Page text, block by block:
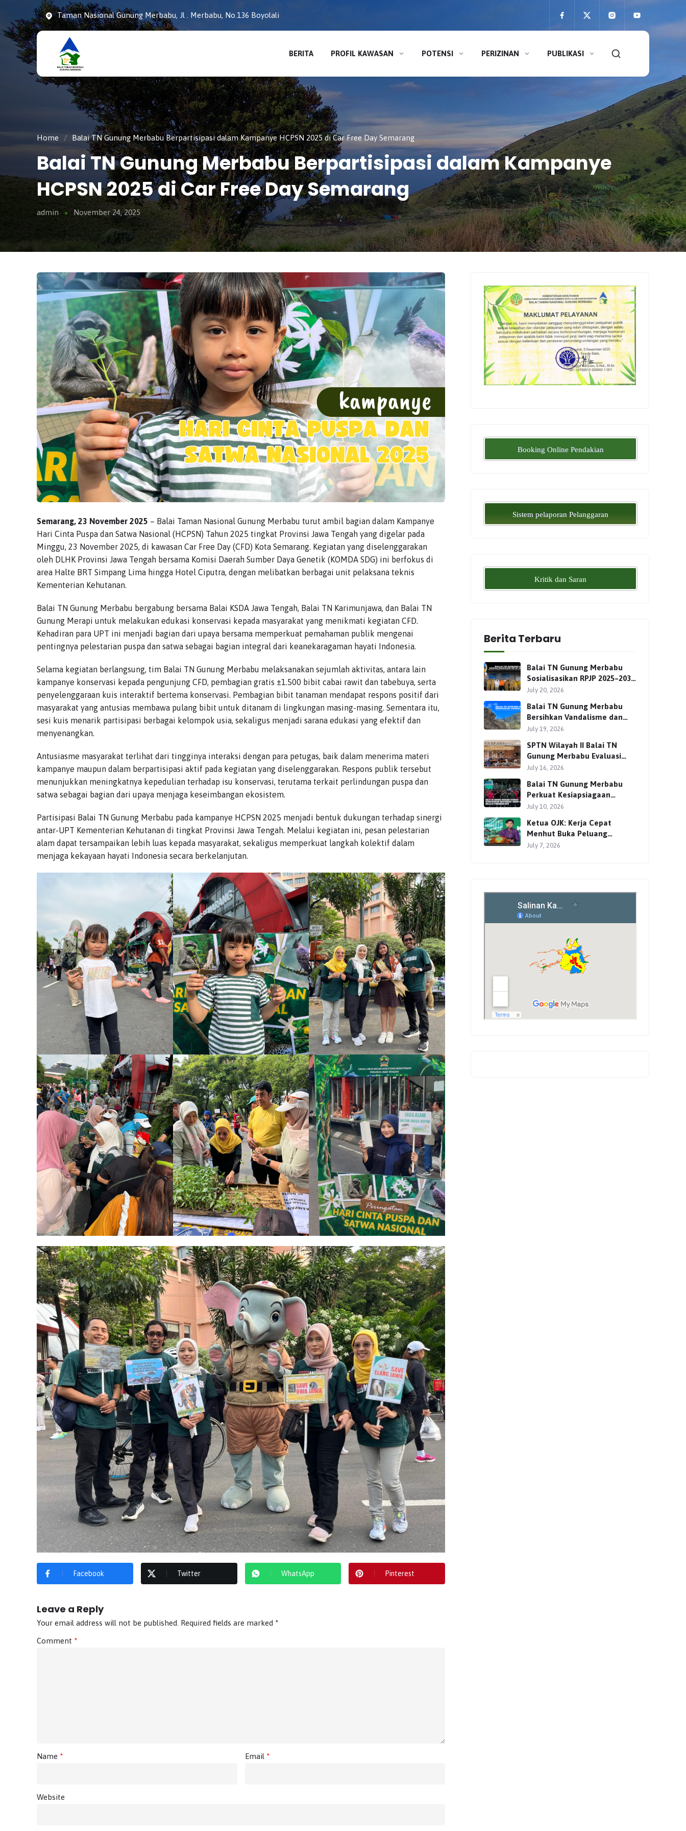
Taman Nasional Gunung Merbabu, Jl . Merbabu, No.136 Boyolali
Taman
Nasiona
Gunung
Merbabu
tngunungmerbabu,
tamannasional,
gunungmerbabu,
BERITA PROFIL KAWASAN POTENSI PERIZINAN PUBLIKASI
Home / Balai TN Gunung Merbabu Berpartisipasi dalam Kampanye HCPSN 2025 di Car Free Day Semarang
Balai TN Gunung Merbabu Berpartisipasi dalam Kampanye
HCPSN 2025 di Car Free Day Semarang
admin November 24, 2025
Semarang, 23 November 2025 – Balai Taman Nasional Gunung Merbabu turut ambil bagian dalam Kampanye
Hari Cinta Puspa dan Satwa Nasional (HCPSN) Tahun 2025 tingkat Provinsi Jawa Tengah yang digelar pada
Minggu, 23 November 2025, di kawasan Car Free Day (CFD) Kota Semarang. Kegiatan yang diselenggarakan
oleh DLHK Provinsi Jawa Tengah bersama Komisi Daerah Sumber Daya Genetik (KOMDA SDG) ini berfokus di
area Halte BRT Simpang Lima hingga Hotel Ciputra, dengan melibatkan berbagai unit pelaksana teknis
Kementerian Kehutanan.
Balai TN Gunung Merbabu bergabung bersama Balai KSDA Jawa Tengah, Balai TN Karimunjawa, dan Balai TN
Gunung Merapi untuk melakukan edukasi konservasi kepada masyarakat yang menikmati kegiatan CFD.
Kehadiran para UPT ini menjadi bagian dari upaya bersama memperkuat pemahaman publik mengenai
pentingnya pelestarian puspa dan satwa sebagai bagian integral dari keanekaragaman hayati Indonesia.
Selama kegiatan berlangsung, tim Balai TN Gunung Merbabu melaksanakan sejumlah aktivitas, antara lain
kampanye konservasi kepada pengunjung CFD, pembagian gratis ±1.500 bibit cabai rawit dan tabebuya, serta
penyelenggaraan kuis interaktif bertema konservasi. Pembagian bibit tanaman mendapat respons positif dari
masyarakat yang antusias membawa pulang bibit untuk ditanam di lingkungan masing-masing. Sementara itu,
sesi kuis menarik partisipasi berbagai kelompok usia, sekaligus menjadi sarana edukasi yang efektif dan
menyenangkan.
Antusiasme masyarakat terlihat dari tingginya interaksi dengan para petugas, baik dalam menerima materi
kampanye maupun dalam berpartisipasi aktif pada kegiatan yang diselenggarakan. Respons publik tersebut
menunjukkan meningkatnya kepedulian terhadap isu konservasi, terutama terkait perlindungan puspa dan
satwa sebagai bagian dari upaya menjaga keseimbangan ekosistem.
Partisipasi Balai TN Gunung Merbabu pada kampanye HCPSN 2025 menjadi bentuk dukungan terhadap sinergi
antar-UPT Kementerian Kehutanan di tingkat Provinsi Jawa Tengah. Melalui kegiatan ini, pesan pelestarian
alam dapat tersampaikan lebih luas kepada masyarakat, sekaligus memperkuat langkah kolektif dalam
menjaga kekayaan hayati Indonesia secara berkelanjutan.
Facebook Twitter WhatsApp Pinterest
Leave a Reply
Your email address will not be published. Required fields are marked *
Comment *
Name * Email *
Website
Booking Online Pendakian
Sistem pelaporan Pelanggaran
Kritik dan Saran
Berita Terbaru
Balai TN Gunung Merbabu
Sosialisasikan RPJP 2025–2034
Bersama Para Pemangku
July 20, 2026
Balai TN Gunung Merbabu
Bersihkan Vandalisme dan
Perkuat Pengamanan Jalur
July 19, 2026
SPTN Wilayah II Balai TN
Gunung Merbabu Evaluasi
Pengelolaan Wisata
July 16, 2026
Balai TN Gunung Merbabu
Perkuat Kesiapsiagaan
Masyarakat Hadapi Karhutla
July 10, 2026
Ketua OJK: Kerja Cepat
Menhut Buka Peluang
Investasi Global lewat
July 7, 2026